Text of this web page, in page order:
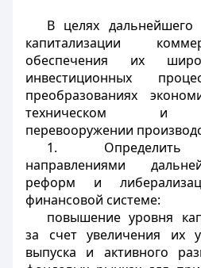
В целях
капитализации
обеспечения их
инвестиционных
преобразованиях
техническом и
перевооружении
1. Определить
направлениями
реформ и
финансовой системе:
повышение уровня
за счет увеличения их
выпуска и активного